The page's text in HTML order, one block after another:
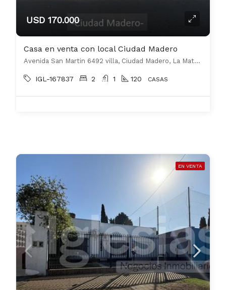
USD 170.000
Casa en venta con local Ciudad Madero
Avenida San Martin 6492 villa, Ciudad Madero, La Matanza
IGL-167837 2 1 120 CASAS
EN VENTA